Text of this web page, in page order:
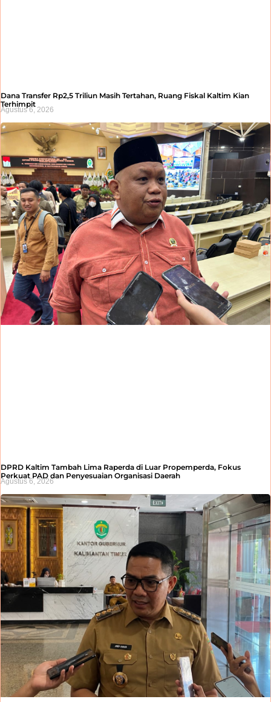
Dana Transfer Rp2,5 Triliun Masih Tertahan, Ruang Fiskal Kaltim Kian
Terhimpit
Agustus 6, 2026
DPRD Kaltim Tambah Lima Raperda di Luar Propemperda, Fokus
Perkuat PAD dan Penyesuaian Organisasi Daerah
Agustus 6, 2026